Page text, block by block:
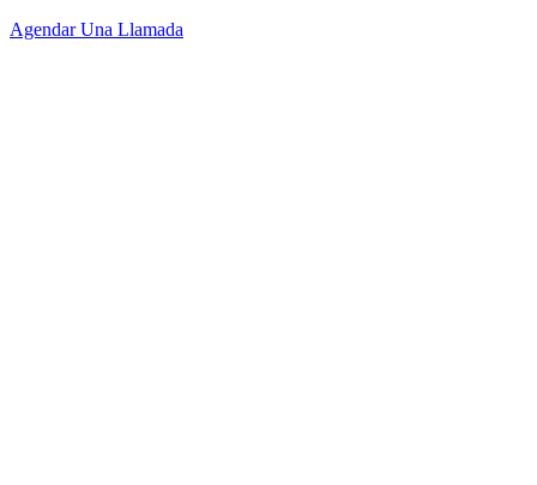
Agendar Una Llamada